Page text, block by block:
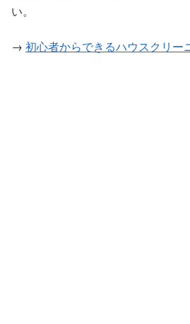
い。
→ 初心者からできるハウスクリー